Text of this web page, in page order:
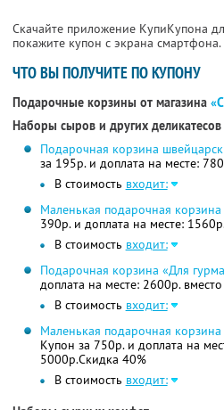
Скачайте приложение КупиКупона
покажите купон с экрана
ЧТО ВЫ ПОЛУЧИТЕ ПО КУПОНУ
Подарочные корзины от магазина
Наборы сыров и других деликатесов
Подарочная корзина
за 195р. и доплата на месте:
В стоимость входит:
Маленькая подарочная
390р. и доплата на месте:
В стоимость входит:
Подарочная корзина «Для
доплата на месте: 2600р.
В стоимость входит:
Маленькая подарочная
Купон за 750р. и доплата на
5000р.Скидка 40%
В стоимость входит: